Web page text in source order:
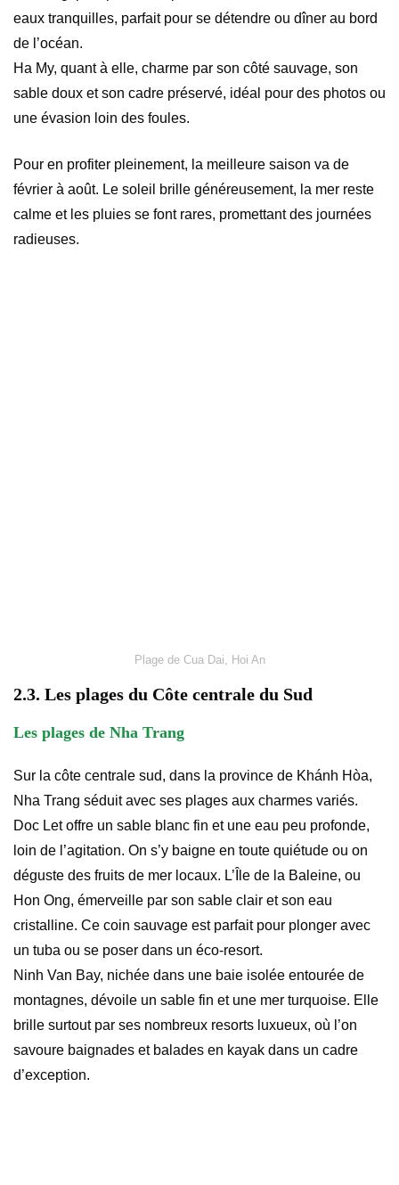
eaux tranquilles, parfait pour se détendre ou dîner au bord
de l’océan.
Ha My, quant à elle, charme par son côté sauvage, son
sable doux et son cadre préservé, idéal pour des photos ou
une évasion loin des foules.
Pour en profiter pleinement, la meilleure saison va de
février à août. Le soleil brille généreusement, la mer reste
calme et les pluies se font rares, promettant des journées
radieuses.
Plage de Cua Dai, Hoi An
2.3. Les plages du Côte centrale du Sud
Les plages de Nha Trang
Sur la côte centrale sud, dans la province de Khánh Hòa,
Nha Trang séduit avec ses plages aux charmes variés.
Doc Let offre un sable blanc fin et une eau peu profonde,
loin de l’agitation. On s’y baigne en toute quiétude ou on
déguste des fruits de mer locaux. L’Île de la Baleine, ou
Hon Ong, émerveille par son sable clair et son eau
cristalline. Ce coin sauvage est parfait pour plonger avec
un tuba ou se poser dans un éco-resort.
Ninh Van Bay, nichée dans une baie isolée entourée de
montagnes, dévoile un sable fin et une mer turquoise. Elle
brille surtout par ses nombreux resorts luxueux, où l’on
savoure baignades et balades en kayak dans un cadre
d’exception.